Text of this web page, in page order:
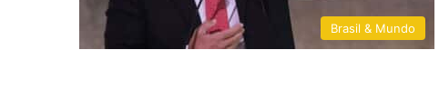
Brasil & Mundo